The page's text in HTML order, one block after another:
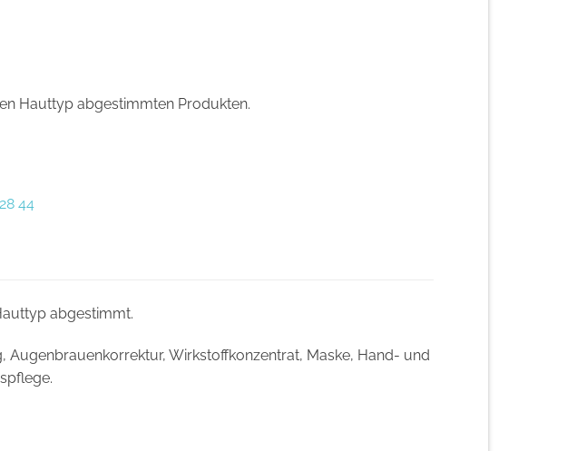
Hauttyp abgestimmten Produkten.
44
abgestimmt.
Augenbrauenkorrektur, Wirkstoffkonzentrat, Maske, Hand- und